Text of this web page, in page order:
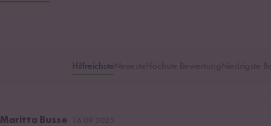
Hilfreichste
Maritta Busse